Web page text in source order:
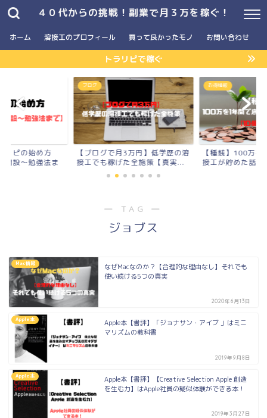
４０代からの挑戦！副業で月３万を稼ぐ！
ホーム 溶接工のプロフィール 買って良かったモノ お問い合わせ
トラリピで稼ぐ
リピの始め方
開設〜勉強法ま
ブログ
【ブログで月3万円】低学歴の溶
接工でも稼げた全施策【真実...
お得情報
【種銭】100万
接工が貯めた話
― TAG ―
ジョブス
Mac情報
なぜMacなのか？【合理的な理由なし】それでも
使い続ける5つの真実
2020年6月13日
Apple本
Apple本【書評】「ジョナサン・アイブ 」はミニ
マリズムの教科書
2019年9月8日
Apple本
Apple本【書評】【Creative Selection Apple 創造
を生む力】はApple社員の疑似体験ができる本！
2019年3月27日